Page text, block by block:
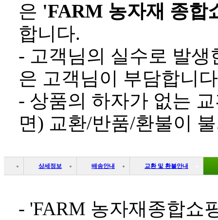
은 'FARM 농자재 종합
합니다.
- 고객님의 실수로 발
은 고객님이 부담합니
- 상품의 하자가 없는
면) 교환/반품/환불이
상세정보 배송안내 교환 및 환불안내
- 'FARM 농자재종합쇼